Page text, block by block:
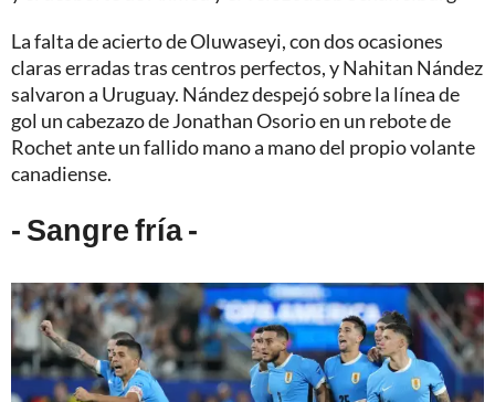
La falta de acierto de Oluwaseyi, con dos ocasiones
claras erradas tras centros perfectos, y Nahitan Nández
salvaron a Uruguay. Nández despejó sobre la línea de
gol un cabezazo de Jonathan Osorio en un rebote de
Rochet ante un fallido mano a mano del propio volante
canadiense.
- Sangre fría -